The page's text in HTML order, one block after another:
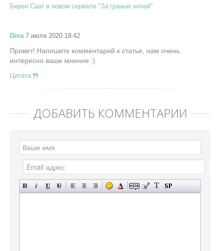
Берен Саат в новом сериале "За гранью ночей"
Dina7 июля 2020 18:42
Привет! Напишите комментарий к статье, нам очень
интересно ваше мнение :)
Цитата
ДОБАВИТЬ КОММЕНТАРИЙ